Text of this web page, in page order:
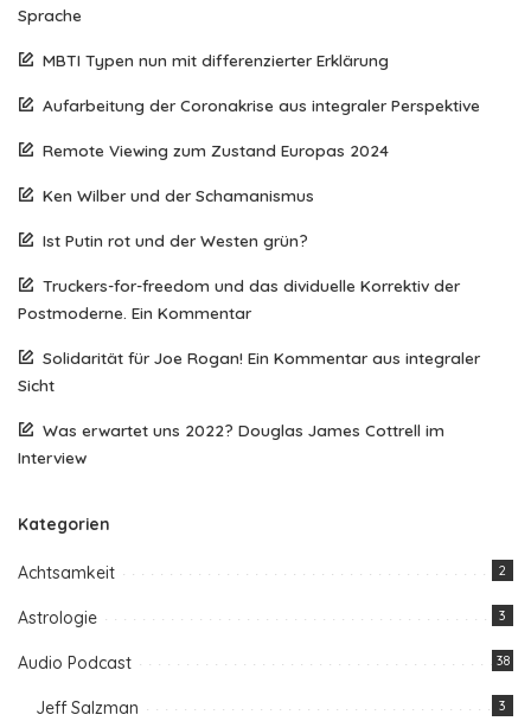
Sprache
MBTI Typen nun mit differenzierter Erklärung
Aufarbeitung der Coronakrise aus integraler Perspektive
Remote Viewing zum Zustand Europas 2024
Ken Wilber und der Schamanismus
Ist Putin rot und der Westen grün?
Truckers-for-freedom und das dividuelle Korrektiv der
Postmoderne. Ein Kommentar
Solidarität für Joe Rogan! Ein Kommentar aus integraler
Sicht
Was erwartet uns 2022? Douglas James Cottrell im
Interview
Kategorien
Achtsamkeit 2
Astrologie 3
Audio Podcast 38
Jeff Salzman 3